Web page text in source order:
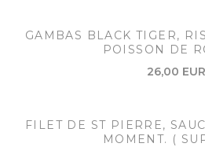
GAMBAS BLACK TIGER,
POISSON DE
26,00 EUR
FILET DE ST PIERRE,
MOMENT. (